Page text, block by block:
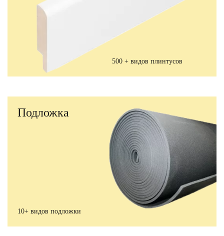
500 + видов плинтусов
Подложка
10+ видов подложки